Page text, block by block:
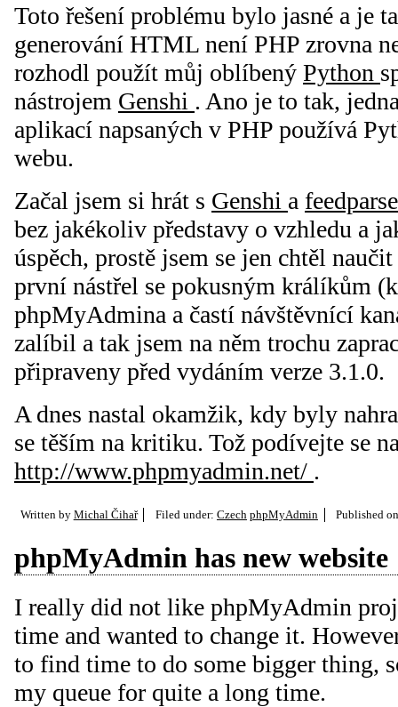
Toto řešení problému bylo jasné a je
generování HTML není PHP zrovna
rozhodl použít můj oblíbený Python
nástrojem Genshi . Ano je to tak,
aplikací napsaných v PHP používá
webu.
Začal jsem si hrát s Genshi a
bez jakékoliv představy o vzhledu a
úspěch, prostě jsem se jen chtěl
první nástřel se pokusným králíkům
phpMyAdmina a častí návštěvnící
zalíbil a tak jsem na něm trochu
připraveny před vydáním verze 3.1.0.
A dnes nastal okamžik, kdy byly
se těším na kritiku. Tož podívejte se
http://www.phpmyadmin.net/ .
Written by Michal Čihař Filed under: Czech phpMyAdmin Published
phpMyAdmin has new website
I really did not like phpMyAdmin
time and wanted to change it.
to find time to do some bigger thing,
my queue for quite a long time.